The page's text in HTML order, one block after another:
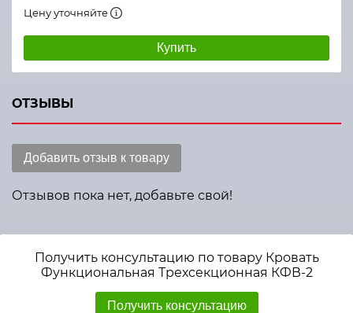
Цену уточняйте
Купить
ОТЗЫВЫ
Добавить отзыв к товару
Отзывов пока нет, добавьте свой!
Получить консультацию по товару Кровать
Функциональная Трехсекционная КФВ-2
Получить консультацию